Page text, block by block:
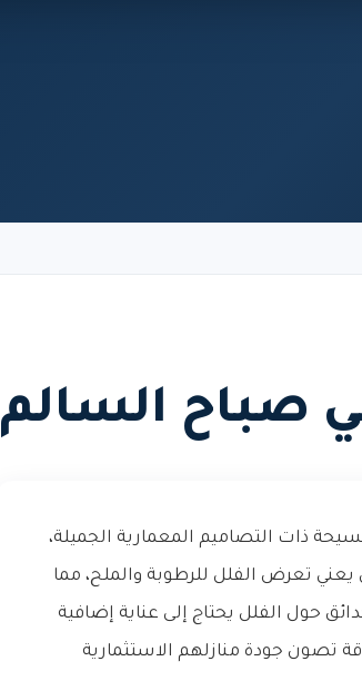
صباح السالم
ذات التصاميم المعمارية الجميلة،
تعرض الفلل للرطوبة والملح، مما
حول الفلل يحتاج إلى عناية إضافية
تصون جودة منازلهم الاستثمارية